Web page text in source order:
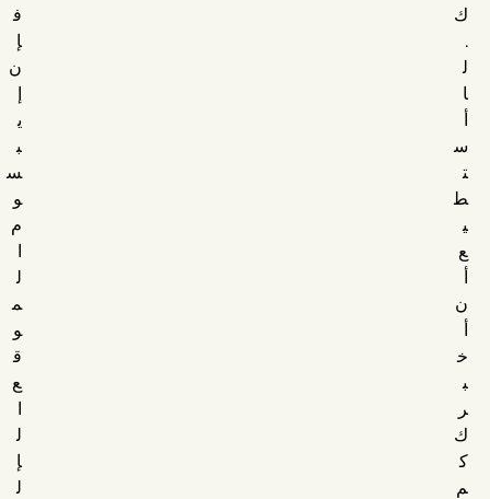
ك
.
ل
ا
أ
س
ت
ط
ي
ع
أ
ن
أ
خ
ب
ر
ك
ك
م
ف
إ
ن
إ
ي
ب
س
و
م
ا
ل
م
و
ق
ع
ا
ل
إ
ل